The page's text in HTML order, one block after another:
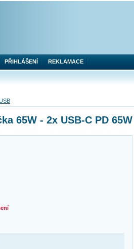
65W - 2x USB-C PD
PŘIHLÁŠENÍ REKLAMACE